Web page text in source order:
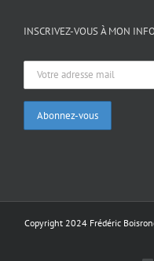
INSCRIVEZ-VOUS À MON
Copyright 2024 Frédéric